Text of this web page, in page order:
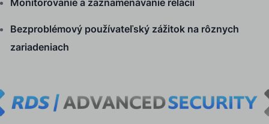
Monitorovanie a zaznamenávanie relácií
Bezproblémový používateľský zážitok na rôznych
zariadeniach